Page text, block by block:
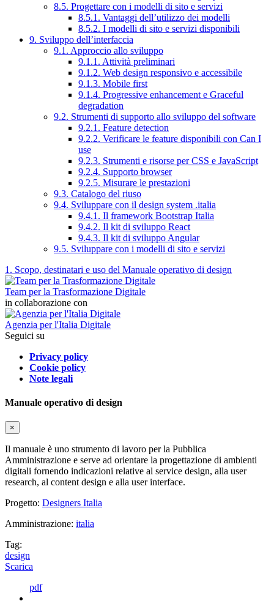
8.5. Progettare con i modelli di sito e servizi
8.5.1. Vantaggi dell’utilizzo dei modelli
8.5.2. I modelli di sito e servizi disponibili
9. Sviluppo dell’interfaccia
9.1. Approccio allo sviluppo
9.1.1. Attività preliminari
9.1.2. Web design responsivo e accessibile
9.1.3. Mobile first
9.1.4. Progressive enhancement e Graceful
degradation
9.2. Strumenti di supporto allo sviluppo del software
9.2.1. Feature detection
9.2.2. Verificare le feature disponibili con Can I
use
9.2.3. Strumenti e risorse per CSS e JavaScript
9.2.4. Supporto browser
9.2.5. Misurare le prestazioni
9.3. Catalogo del riuso
9.4. Sviluppare con il design system .italia
9.4.1. Il framework Bootstrap Italia
9.4.2. Il kit di sviluppo React
9.4.3. Il kit di sviluppo Angular
9.5. Sviluppare con i modelli di sito e servizi
1. Scopo, destinatari e uso del Manuale operativo di design
Team per la Trasformazione Digitale
in collaborazione con
Agenzia per l'Italia Digitale
Seguici su
Privacy policy
Cookie policy
Note legali
Manuale operativo di design
×
Il manuale è uno strumento di lavoro per la Pubblica
Amministrazione e serve ad orientare la progettazione di ambienti
digitali fornendo indicazioni relative al service design, alla user
research, al content design e alla user interface.
Progetto: Designers Italia
Amministrazione: italia
Tag:
design
Scarica
pdf